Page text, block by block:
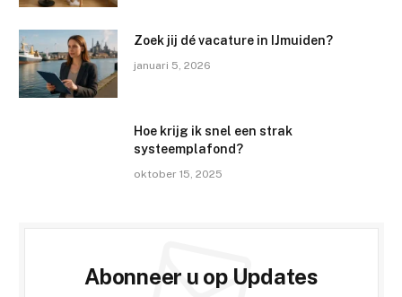
Zoek jij dé vacature in IJmuiden?
januari 5, 2026
Hoe krijg ik snel een strak
systeemplafond?
oktober 15, 2025
Abonneer u op Updates